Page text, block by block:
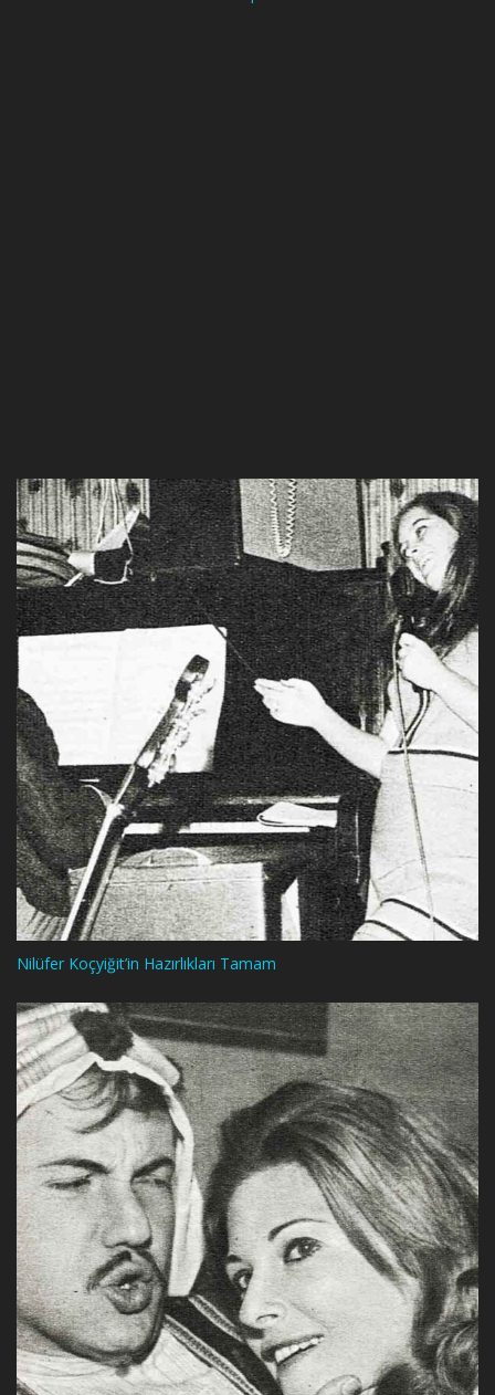
Nilüfer Koçyiğit’in Hazırlıkları Tamam